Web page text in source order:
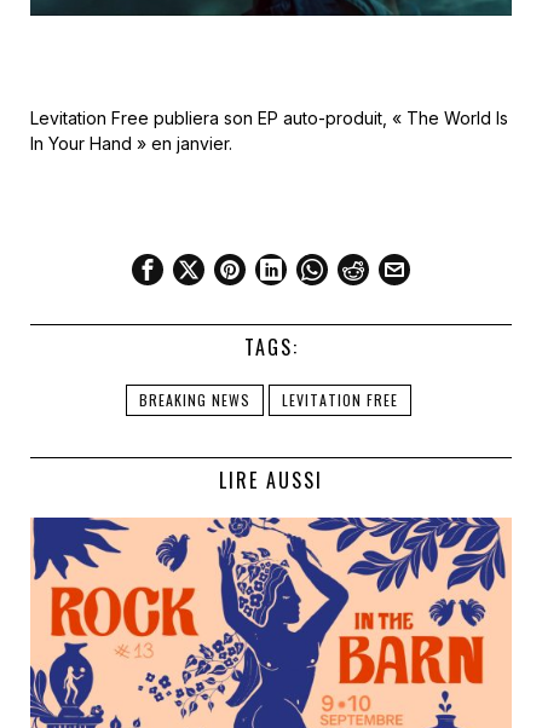
Levitation Free publiera son EP auto-produit, « The World Is
In Your Hand » en janvier.
TAGS:
BREAKING NEWS LEVITATION FREE
LIRE AUSSI